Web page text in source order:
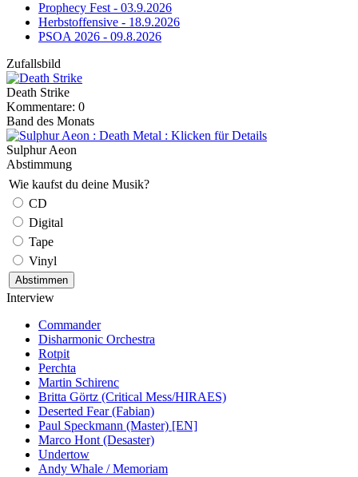
Prophecy Fest - 03.9.2026
Herbstoffensive - 18.9.2026
PSOA 2026 - 09.8.2026
Zufallsbild
Death Strike
Kommentare: 0
Band des Monats
Sulphur Aeon
Abstimmung
Wie kaufst du deine Musik?
CD
Digital
Tape
Vinyl
Interview
Commander
Disharmonic Orchestra
Rotpit
Perchta
Martin Schirenc
Britta Görtz (Critical Mess/HIRAES)
Deserted Fear (Fabian)
Paul Speckmann (Master) [EN]
Marco Hont (Desaster)
Undertow
Andy Whale / Memoriam